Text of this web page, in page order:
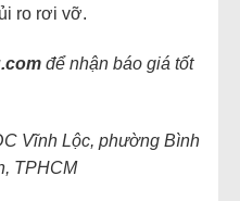
ro rơi vỡ.
để nhận báo giá tốt
Vĩnh Lộc, phường Bình
TPHCM